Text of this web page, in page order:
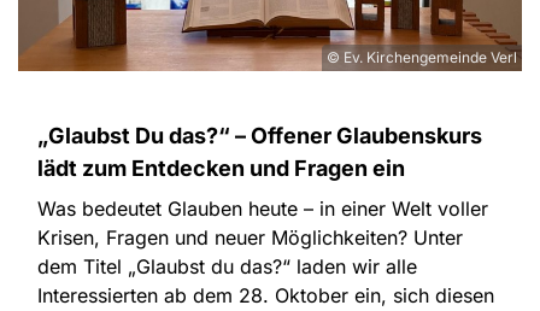
© Ev. Kirchengemeinde Verl
„Glaubst Du das?“ – Offener Glaubenskurs
lädt zum Entdecken und Fragen ein
Was bedeutet Glauben heute – in einer Welt voller
Krisen, Fragen und neuer Möglichkeiten? Unter
dem Titel „Glaubst du das?“ laden wir alle
Interessierten ab dem 28. Oktober ein, sich diesen